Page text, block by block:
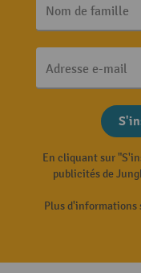
Nom de famille
Adresse e-mail
En cliquant sur
publicités de
Plus d'informations